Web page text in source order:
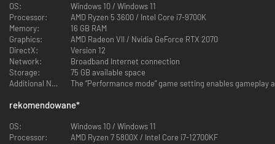
Wybierz ulubioną postać i wykorzystaj potencjał wyjątkowych cech jej
miecza! Stosując unikalne zdolności każdej z postaci, pokieruj walką tak,
OS:
Windows 10 / Windows 11
Processor:
AMD Ryzen 5 3600 / Intel Core i7-9700K
Memory:
16 GB RAM
Graphics:
AMD Radeon VII / Nvidia GeForce RTX 2070
DirectX:
Version 12
Network:
Broadband Internet connection
Storage:
75 GB available space
Additional Notes:
The “Performance mode” game setting enables gameplay
rekomendowane*
OS:
Windows 10 / Windows 11
Processor:
AMD Ryzen 7 5800X / Intel Core i7-12700KF